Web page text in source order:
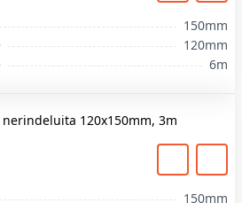
150mm
120mm
6m
120x150mm, 3m
150mm